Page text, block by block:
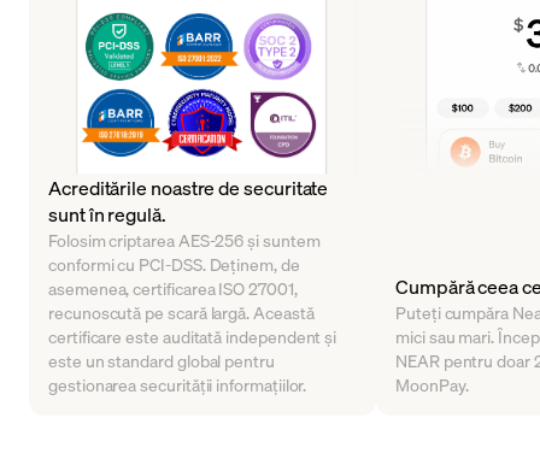
Acreditările noastre de securitate
sunt în regulă.
Folosim criptarea AES-256 și suntem
conformi cu PCI-DSS. Deținem, de
asemenea, certificarea ISO 27001,
recunoscută pe scară largă. Această
certificare este auditată independent și
este un standard global pentru
gestionarea securității informațiilor.
Cumpără ceea
Puteți cumpăra
mici sau mari.
NEAR pentru doar
MoonPay.